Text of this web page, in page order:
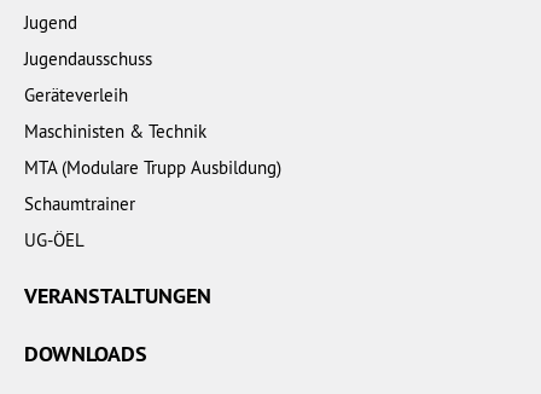
Jugend
Jugendausschuss
Geräteverleih
Maschinisten & Technik
MTA (Modulare Trupp Ausbildung)
Schaumtrainer
UG-ÖEL
VERANSTALTUNGEN
DOWNLOADS